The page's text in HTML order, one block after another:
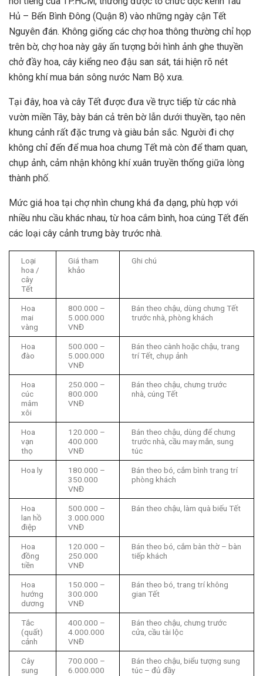
Hủ – Bến Bình Đông (Quận 8) vào những ngày cận Tết
Nguyên đán. Không giống các chợ hoa thông thường chỉ họp
trên bờ, chợ hoa này gây ấn tượng bởi hình ảnh ghe thuyền
chở đầy hoa, cây kiểng neo đậu san sát, tái hiện rõ nét
không khí mua bán sông nước Nam Bộ xưa.
Tại đây, hoa và cây Tết được đưa về trực tiếp từ các nhà
vườn miền Tây, bày bán cả trên bờ lẫn dưới thuyền, tạo nên
khung cảnh rất đặc trưng và giàu bản sắc. Người đi chợ
không chỉ đến để mua hoa chưng Tết mà còn để tham quan,
chụp ảnh, cảm nhận không khí xuân truyền thống giữa lòng
thành phố.
Mức giá hoa tại chợ nhìn chung khá đa dạng, phù hợp với
nhiều nhu cầu khác nhau, từ hoa cắm bình, hoa cúng Tết đến
các loại cây cảnh trưng bày trước nhà.
Loại
hoa /
cây
Tết
Giá tham
khảo
Ghi chú
Hoa
mai
vàng
800.000 –
5.000.000
VNĐ
Bán theo chậu, dùng chưng Tết
trước nhà, phòng khách
Hoa
đào
500.000 –
5.000.000
VNĐ
Bán theo cành hoặc chậu, trang
trí Tết, chụp ảnh
Hoa
cúc
mâm
xôi
250.000 –
800.000
VNĐ
Bán theo chậu, chưng trước
nhà, cúng Tết
Hoa
vạn
thọ
120.000 –
400.000
VNĐ
Bán theo chậu, dùng để chưng
trước nhà, cầu may mắn, sung
túc
Hoa ly
180.000 –
350.000
VNĐ
Bán theo bó, cắm bình trang trí
phòng khách
Hoa
lan hồ
điệp
500.000 –
3.000.000
VNĐ
Bán theo chậu, làm quà biếu Tết
Hoa
đồng
tiền
120.000 –
250.000
VNĐ
Bán theo bó, cắm bàn thờ – bàn
tiếp khách
Hoa
hướng
dương
150.000 –
300.000
VNĐ
Bán theo bó, trang trí không
gian Tết
Tắc
(quất)
cảnh
400.000 –
4.000.000
VNĐ
Bán theo chậu, chưng trước
cửa, cầu tài lộc
Cây
sung
700.000 –
6.000.000
Bán theo chậu, biểu tượng sung
túc – đủ đầy